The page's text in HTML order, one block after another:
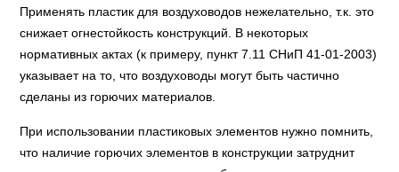
Применять пластик для воздуховодов нежелательно, т.к. это
снижает огнестойкость конструкций. В некоторых
нормативных актах (к примеру, пункт 7.11 СНиП 41-01-2003)
указывает на то, что воздуховоды могут быть частично
сделаны из горючих материалов.
При использовании пластиковых элементов нужно помнить,
что наличие горючих элементов в конструкции затруднит